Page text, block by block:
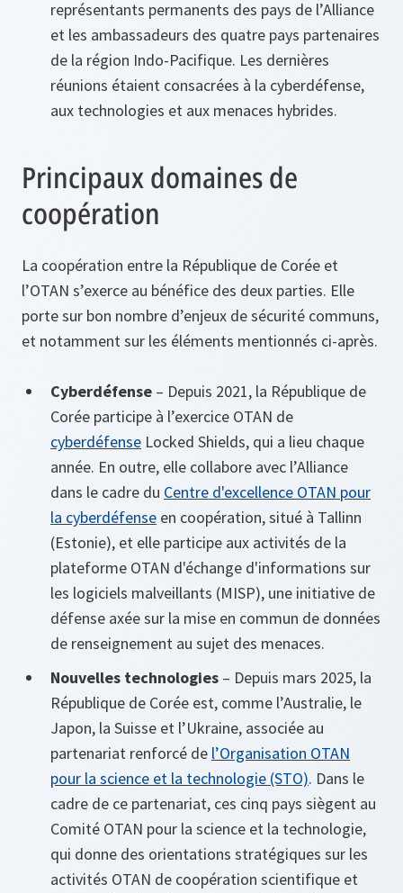
représentants permanents des pays de l’Alliance
et les ambassadeurs des quatre pays partenaires
de la région Indo-Pacifique. Les dernières
réunions étaient consacrées à la cyberdéfense,
aux technologies et aux menaces hybrides.
Principaux domaines de
coopération
La coopération entre la République de Corée et
l’OTAN s’exerce au bénéfice des deux parties. Elle
porte sur bon nombre d’enjeux de sécurité communs,
et notamment sur les éléments mentionnés ci-après.
Cyberdéfense – Depuis 2021, la République de
Corée participe à l’exercice OTAN de
cyberdéfense Locked Shields, qui a lieu chaque
année. En outre, elle collabore avec l’Alliance
dans le cadre du Centre d'excellence OTAN pour
la cyberdéfense en coopération, situé à Tallinn
(Estonie), et elle participe aux activités de la
plateforme OTAN d'échange d'informations sur
les logiciels malveillants (MISP), une initiative de
défense axée sur la mise en commun de données
de renseignement au sujet des menaces.
Nouvelles technologies – Depuis mars 2025, la
République de Corée est, comme l’Australie, le
Japon, la Suisse et l’Ukraine, associée au
partenariat renforcé de l’Organisation OTAN
pour la science et la technologie (STO). Dans le
cadre de ce partenariat, ces cinq pays siègent au
Comité OTAN pour la science et la technologie,
qui donne des orientations stratégiques sur les
activités OTAN de coopération scientifique et